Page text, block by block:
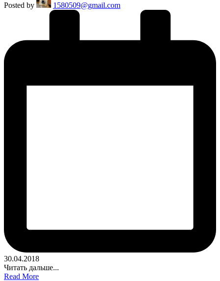
Posted by 1580509@gmail.com
30.04.2018
Читать дальше...
Read More